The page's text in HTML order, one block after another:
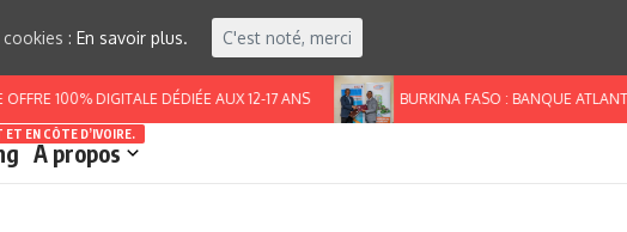
DIGITALE DÉDIÉE AUX 12-17 ANS BURKINA FASO : BANQUE ATLANTIQUE
ET EN CÔTE D’IVOIRE.
A propos
: En savoir plus. C'est noté, merci